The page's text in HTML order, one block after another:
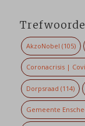
AkzoNobel (105)
Coronacrisis |
Dorpsraad (114)
Gemeente